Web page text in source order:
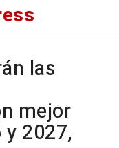
las
mejor
2027,